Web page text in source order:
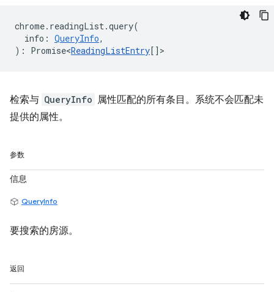
chrome. readingList .query(
info : QueryInfo,
) : Promise<ReadingListEntry[] >
检索与 QueryInfo 属性匹配的所有条目。系统不会匹配未
提供的属性。
参数
信息
QueryInfo
要搜索的房源。
返回